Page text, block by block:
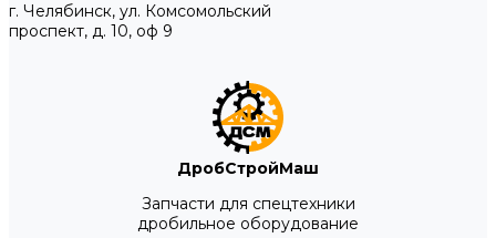
г. Челябинск, ул. Комсомольский
проспект, д. 10, оф 9
ДробСтройМаш
Запчасти для спецтехники
дробильное оборудование